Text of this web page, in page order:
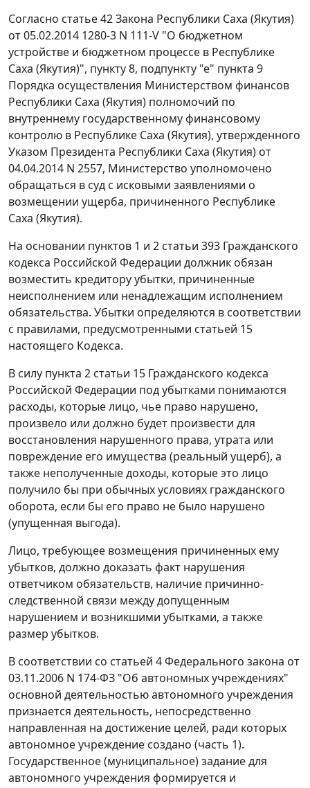
Согласно статье 42 Закона Республики Саха (Якутия)
от 05.02.2014 1280-3 N 111-V "О бюджетном
устройстве и бюджетном процессе в Республике
Саха (Якутия)", пункту 8, подпункту "е" пункта 9
Порядка осуществления Министерством финансов
Республики Саха (Якутия) полномочий по
внутреннему государственному финансовому
контролю в Республике Саха (Якутия), утвержденного
Указом Президента Республики Саха (Якутия) от
04.04.2014 N 2557, Министерство уполномочено
обращаться в суд с исковыми заявлениями о
возмещении ущерба, причиненного Республике
Саха (Якутия).
На основании пунктов 1 и 2 статьи 393 Гражданского
кодекса Российской Федерации должник обязан
возместить кредитору убытки, причиненные
неисполнением или ненадлежащим исполнением
обязательства. Убытки определяются в соответствии
с правилами, предусмотренными статьей 15
настоящего Кодекса.
В силу пункта 2 статьи 15 Гражданского кодекса
Российской Федерации под убытками понимаются
расходы, которые лицо, чье право нарушено,
произвело или должно будет произвести для
восстановления нарушенного права, утрата или
повреждение его имущества (реальный ущерб), а
также неполученные доходы, которые это лицо
получило бы при обычных условиях гражданского
оборота, если бы его право не было нарушено
(упущенная выгода).
Лицо, требующее возмещения причиненных ему
убытков, должно доказать факт нарушения
ответчиком обязательств, наличие причинно-
следственной связи между допущенным
нарушением и возникшими убытками, а также
размер убытков.
В соответствии со статьей 4 Федерального закона от
03.11.2006 N 174-ФЗ "Об автономных учреждениях"
основной деятельностью автономного учреждения
признается деятельность, непосредственно
направленная на достижение целей, ради которых
автономное учреждение создано (часть 1).
Государственное (муниципальное) задание для
автономного учреждения формируется и